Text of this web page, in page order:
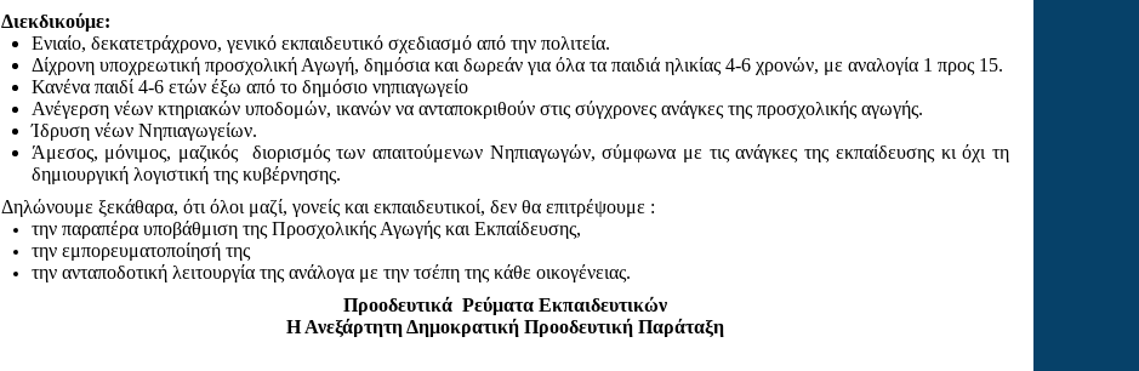
Διεκδικούμε:
Ενιαίο, δεκατετράχρονο, γενικό εκπαιδευτικό σχεδιασμό από την πολιτεία.
Δίχρονη υποχρεωτική προσχολική Αγωγή, δημόσια και δωρεάν για όλα τα παιδιά ηλικίας 4-6 χρονών, με αναλογία 1 προς 15.
Κανένα παιδί 4-6 ετών έξω από το δημόσιο νηπιαγωγείο
Ανέγερση νέων κτηριακών υποδομών, ικανών να ανταποκριθούν στις σύγχρονες ανάγκες της προσχολικής αγωγής.
Ίδρυση νέων Νηπιαγωγείων.
Άμεσος, μόνιμος, μαζικός διορισμός των απαιτούμενων Νηπιαγωγών, σύμφωνα με τις ανάγκες της εκπαίδευσης κι όχι τη
δημιουργική λογιστική της κυβέρνησης.
Δηλώνουμε ξεκάθαρα, ότι όλοι μαζί, γονείς και εκπαιδευτικοί, δεν θα επιτρέψουμε :
την παραπέρα υποβάθμιση της Προσχολικής Αγωγής και Εκπαίδευσης,
την εμπορευματοποίησή της
την ανταποδοτική λειτουργία της ανάλογα με την τσέπη της κάθε οικογένειας.
Προοδευτικά Ρεύματα Εκπαιδευτικών
Η Ανεξάρτητη Δημοκρατική Προοδευτική Παράταξη